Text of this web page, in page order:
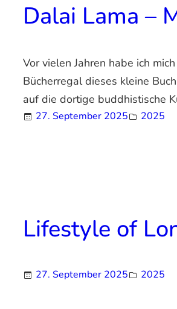
Dalai Lama –
Vor vielen Jahren habe ich
Bücherregal dieses kleine
auf die dortige buddhistische
27. September 2025 2025
Lifestyle of
27. September 2025 2025